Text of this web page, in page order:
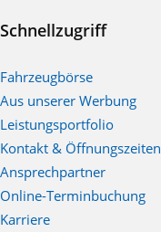
Schnellzugriff
Fahrzeugbörse
Aus unserer Werbung
Leistungsportfolio
Kontakt & Öffnungszeiten
Ansprechpartner
Online-Terminbuchung
Karriere